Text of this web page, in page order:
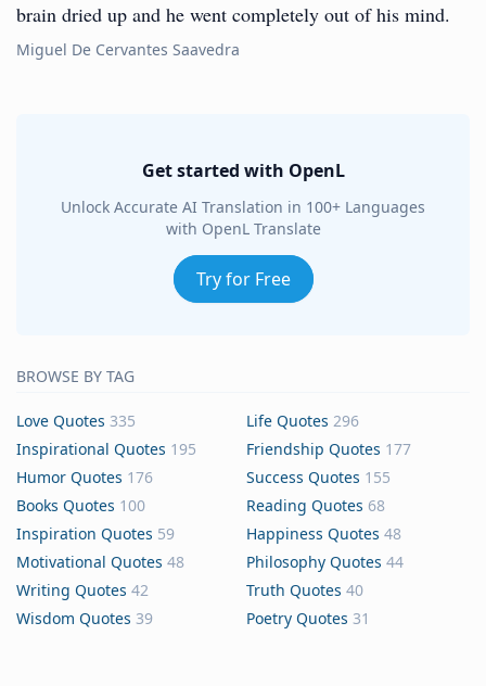
brain dried up and he went completely out of his mind.
Miguel De Cervantes Saavedra
Get started with OpenL
Unlock Accurate AI Translation in 100+ Languages
with OpenL Translate
Try for Free
BROWSE BY TAG
Love Quotes 335 Life Quotes 296
Inspirational Quotes 195 Friendship Quotes 177
Humor Quotes 176 Success Quotes 155
Books Quotes 100 Reading Quotes 68
Inspiration Quotes 59 Happiness Quotes 48
Motivational Quotes 48 Philosophy Quotes 44
Writing Quotes 42 Truth Quotes 40
Wisdom Quotes 39 Poetry Quotes 31